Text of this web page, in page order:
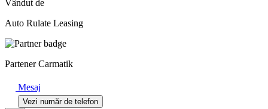
Vândut de
Auto Rulate Leasing
Partener Carmatik
Mesaj
Vezi număr de telefon